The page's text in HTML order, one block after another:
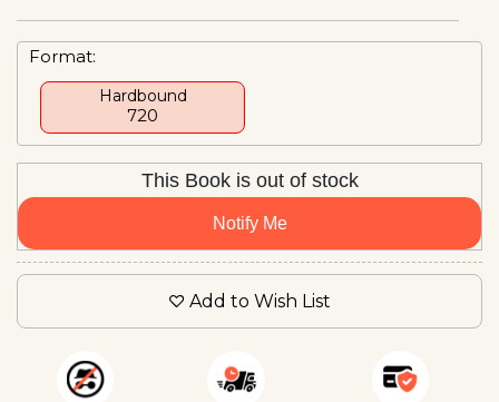
Format:
Hardbound
₹720
This Book is out of stock
Notify Me
Add to Wish List